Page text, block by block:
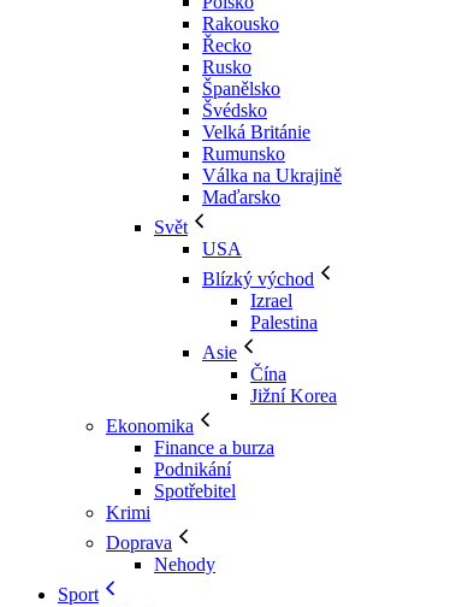
Rakousko
Řecko
Rusko
Španělsko
Švédsko
Velká Británie
Rumunsko
Válka na Ukrajině
Maďarsko
Svět
USA
Blízký východ
Izrael
Palestina
Asie
Čína
Jižní Korea
Ekonomika
Finance a burza
Podnikání
Spotřebitel
Krimi
Doprava
Nehody
Sport